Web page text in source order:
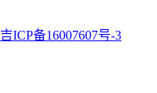
吉ICP备16007607号-3